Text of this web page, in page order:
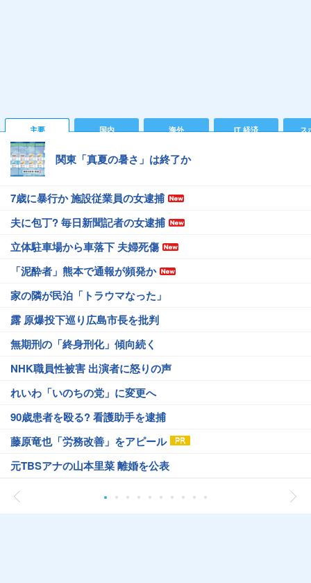
主要 国内 海外 IT 経済 ス
関東「真夏の暑さ」は終了か
7歳に暴行か 施設従業員の女逮捕
夫に包丁? 毎日新聞記者の女逮捕
立体駐車場から車落下 夫婦死傷
「泥酔者」熊本で通報が頻発か
家の隣が民泊「トラウマなった」
露 原爆投下巡り広島市長を批判
無期刑の「終身刑化」傾向続く
NHK職員性被害 出演者に怒りの声
れいわ「いのちの党」に変更へ
90歳患者を殴る? 看護助手を逮捕
藤原竜也「労務改善」をアピール
元TBSアナの山本里菜 離婚を公表